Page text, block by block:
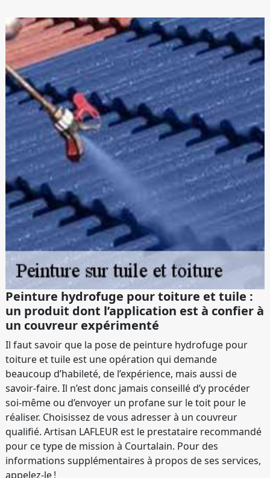
Peinture hydrofuge pour toiture et tuile :
un produit dont l’application est à confier à
un couvreur expérimenté
Il faut savoir que la pose de peinture hydrofuge pour
toiture et tuile est une opération qui demande
beaucoup d’habileté, de l’expérience, mais aussi de
savoir-faire. Il n’est donc jamais conseillé d’y procéder
soi-même ou d’envoyer un profane sur le toit pour le
réaliser. Choisissez de vous adresser à un couvreur
qualifié. Artisan LAFLEUR est le prestataire recommandé
pour ce type de mission à Courtalain. Pour des
informations supplémentaires à propos de ses services,
appelez-le !